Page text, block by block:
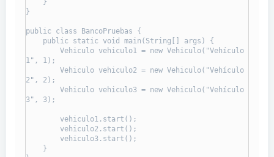
}
public class BancoPruebas {
1", 1);
2", 2);
3", 3);